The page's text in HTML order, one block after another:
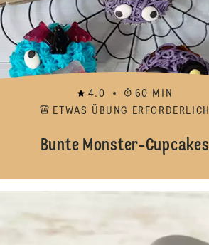
4.0
60 MIN
ETWAS ÜBUNG ERFORDERLICH
Bunte Monster-Cupcakes
Cake-Muffins